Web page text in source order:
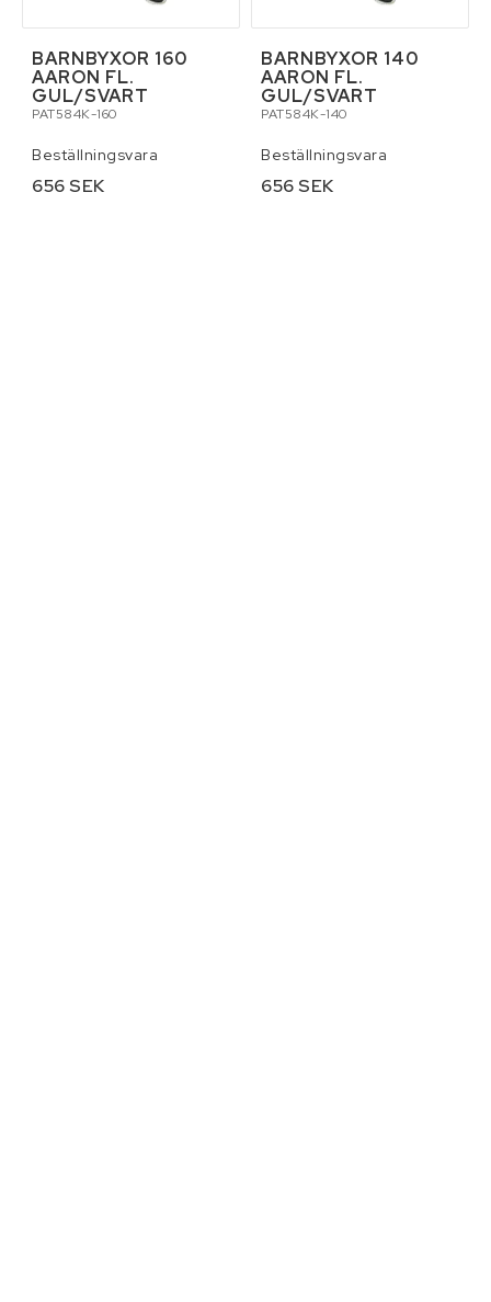
BARNBYXOR 160
AARON FL.
GUL/SVART
PAT584K-160
Beställningsvara
656 SEK
BARNBYXOR 140
AARON FL.
GUL/SVART
PAT584K-140
Beställningsvara
656 SEK